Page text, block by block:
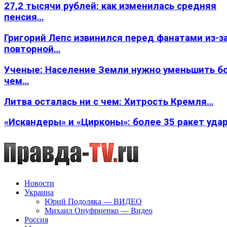
27,2 тысячи рублей: как изменилась средняя
пенсия…
Григорий Лепс извинился перед фанатами из-
повторной…
Ученые: Население Земли нужно уменьшить
чем…
Литва осталась ни с чем: Хитрость Кремля…
«Искандеры» и «Цирконы»: более 35 ракет
Новости
Украина
Юрий Подоляка — ВИДЕО
Михаил Онуфриенко — Видео
Россия